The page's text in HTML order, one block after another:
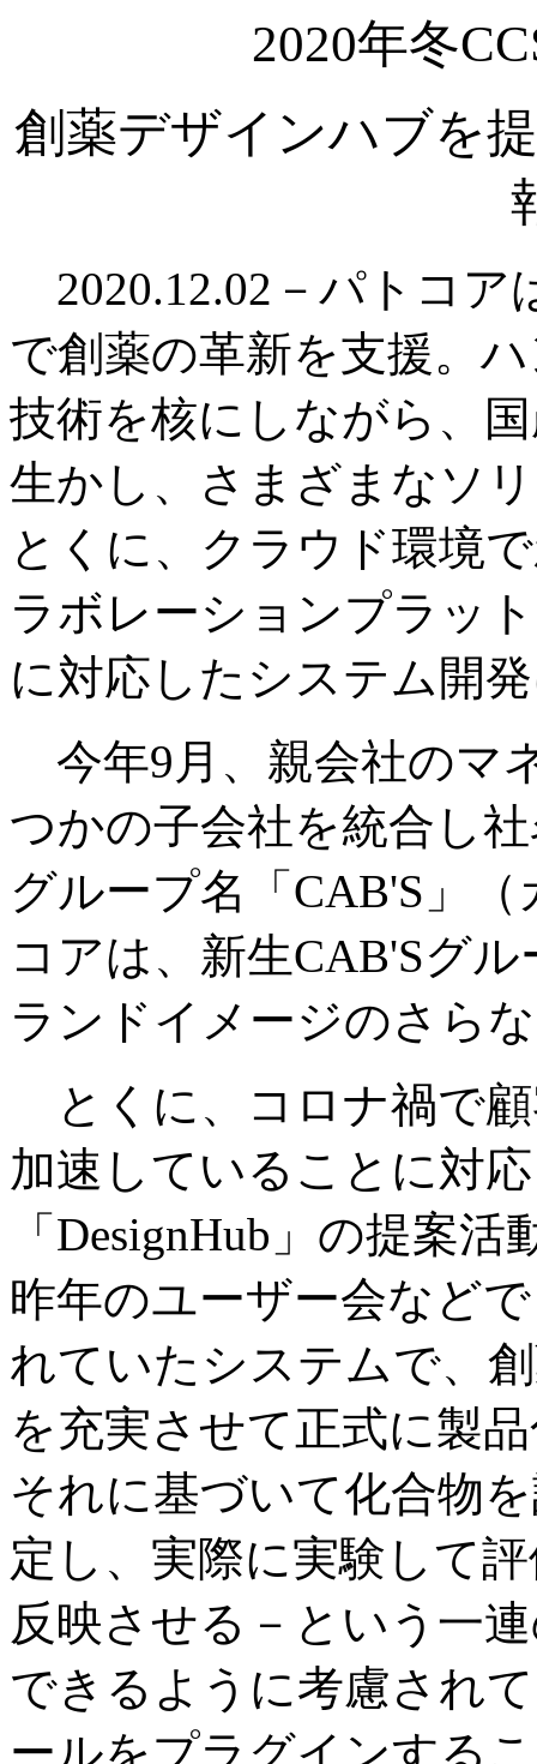
2020年冬
創薬デザインハブを
2020.12.02－パトコア
で創薬の革新を支援。
技術を核にしながら、
生かし、さまざまなソ
とくに、クラウド環境
ラボレーションプラッ
に対応したシステム開
今年9月、親会社のマ
つかの子会社を統合し
グループ名「CAB'S」
コアは、新生CAB'Sグ
ランドイメージのさら
とくに、コロナ禍で
加速していることに対
「DesignHub」の提案
昨年のユーザー会など
れていたシステムで、
を充実させて正式に製
それに基づいて化合物
定し、実際に実験して
反映させる－という一
できるように考慮され
ールをプラグインする